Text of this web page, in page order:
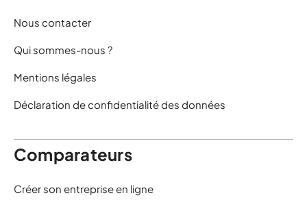
Nous contacter
Qui sommes-nous ?
Mentions légales
Déclaration de confidentialité des données
Comparateurs
Créer son entreprise en ligne